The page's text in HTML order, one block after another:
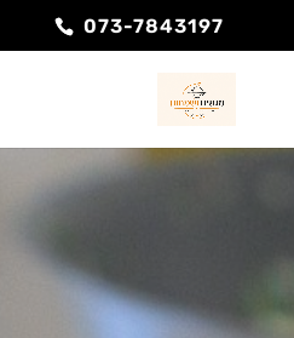
073-7843197